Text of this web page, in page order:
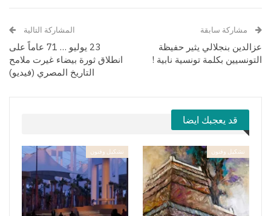
مشاركة سابقة
عزالدين بنجلالي يثير حفيظة
التونسيين بكلمة تونسية نابية !
المشاركة التالية
23 يوليو … 71 عاماً على
انطلاق ثورة بيضاء غيرت ملامح
التاريخ المصري (فيديو)
قد يعجبك ايضا
تشكيل وفنون تشكيل وفنون